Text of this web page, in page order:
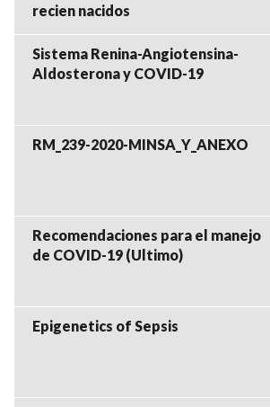
recien nacidos
Sistema Renina-Angiotensina-
Aldosterona y COVID-19
RM_239-2020-MINSA_Y_ANEXO
Recomendaciones para el manejo
de COVID-19 (Ultimo)
Epigenetics of Sepsis